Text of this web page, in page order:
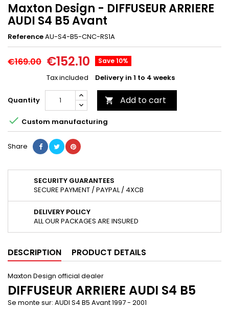
Maxton Design - DIFFUSEUR ARRIERE
AUDI S4 B5 Avant
ReferenceAU-S4-B5-CNC-RS1A
€169.00 €152.10 Save 10%
Tax included Delivery in 1 to 4 weeks
Quantity  Add to cart
 Custom manufacturing
Share
SECURITY GUARANTEES
SECURE PAYMENT / PAYPAL / 4XCB
DELIVERY POLICY
ALL OUR PACKAGES ARE INSURED
DESCRIPTION PRODUCT DETAILS
Maxton Design official dealer
DIFFUSEUR ARRIERE AUDI S4 B5
Se monte sur: AUDI S4 B5 Avant 1997 - 2001